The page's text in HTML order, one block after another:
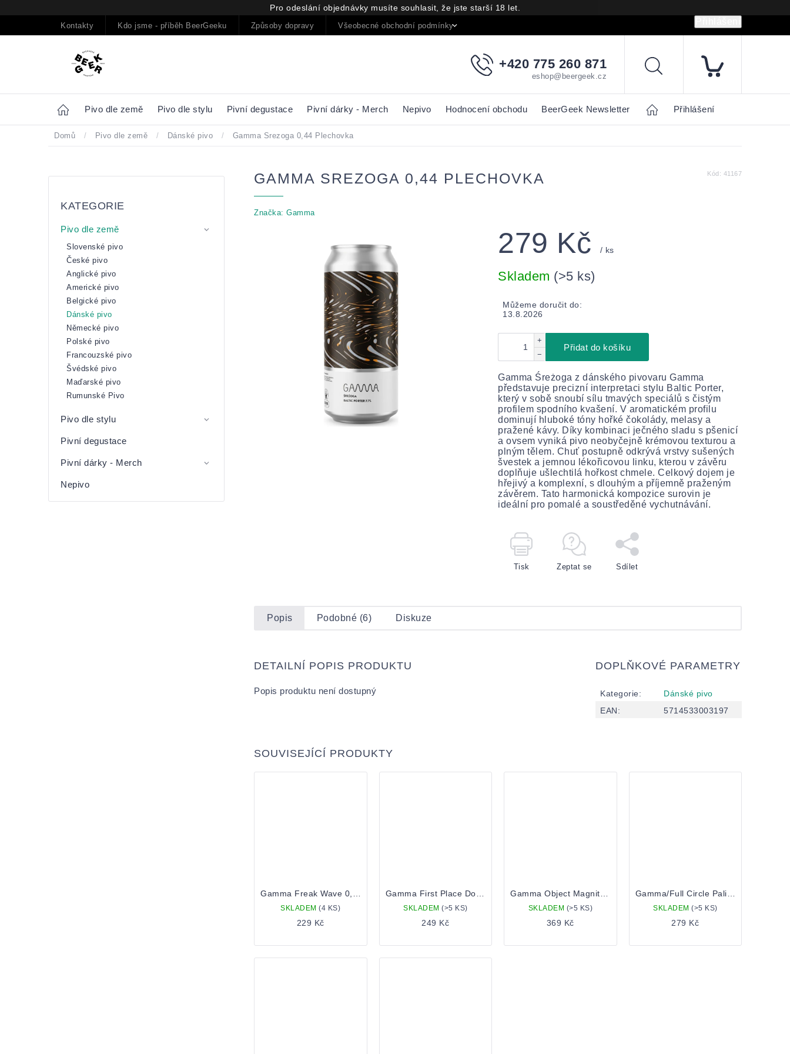
na
Pro odeslání objednávky musíte souhlasit, že jste starší 18 let.
Kontakty Kdo jsme - příběh BeerGeeku Způsoby dopravy Všeobecné obchodní podmínky
+420 775 260 871
eshop@beergeek.cz
Hledat
Home Pivo dle země Pivo dle stylu Pivní degustace Pivní dárky - Merch Nepivo Hodnocení obchodu BeerGeek Newsletter Home Přihlášení
Domů / Pivo dle země / Dánské pivo / Gamma Srezoga 0,44 Plechovka
panel
KATEGORIE
Pivo dle země
Slovenské pivo
České pivo
Anglické pivo
Americké pivo
Belgické pivo
Dánské pivo
Německé pivo
Polské pivo
Francouzské pivo
Švédské pivo
Maďarské pivo
Rumunské Pivo
Pivo dle stylu
Pivní degustace
Pivní dárky - Merch
Nepivo
GAMMA SREZOGA 0,44 PLECHOVKA Kód: 41167
Značka: Gamma
279 Kč / ks
cena:
Skladem (>5 ks)
Můžeme doručit do:
13.8.2026
+
−
Přidat do košíku
Gamma Śreżoga z dánského pivovaru Gamma
představuje precizní interpretaci stylu Baltic Porter,
který v sobě snoubí sílu tmavých speciálů s čistým
profilem spodního kvašení. V aromatickém profilu
dominují hluboké tóny hořké čokolády, melasy a
pražené kávy. Díky kombinaci ječného sladu s pšenicí
a ovsem vyniká pivo neobyčejně krémovou texturou a
plným tělem. Chuť postupně odkrývá vrstvy sušených
švestek a jemnou lékořicovou linku, kterou v závěru
doplňuje ušlechtilá hořkost chmele. Celkový dojem je
hřejivý a komplexní, s dlouhým a příjemně praženým
závěrem. Tato harmonická kompozice surovin je
ideální pro pomalé a soustředěné vychutnávání.
Tisk Zeptat se Sdílet
Popis Podobné (6) Diskuze
DETAILNÍ POPIS PRODUKTU
Popis produktu není dostupný
DOPLŇKOVÉ PARAMETRY
Kategorie:
Dánské pivo
EAN: 5714533003197
SOUVISEJÍCÍ PRODUKTY
SKLADEM(4 KS)
229 Kč
SKLADEM (>5 KS)
249 Kč
SKLADEM (>5 KS)
369 Kč
SKLADEM (>5 KS)
279 Kč